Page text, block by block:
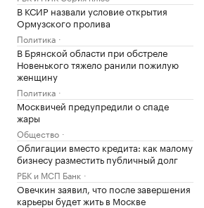
В КСИР назвали условие открытия
Ормузского пролива
Политика
В Брянской области при обстреле
Новенького тяжело ранили пожилую
женщину
Политика
Москвичей предупредили о спаде
жары
Общество
Облигации вместо кредита: как малому
бизнесу разместить публичный долг
РБК и МСП Банк
Овечкин заявил, что после завершения
карьеры будет жить в Москве